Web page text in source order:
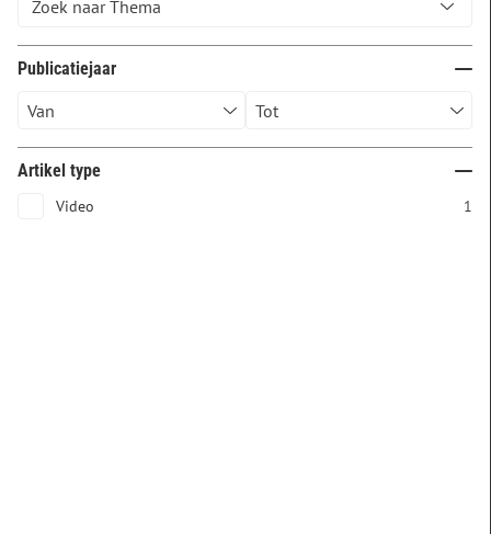
Publicatiejaar
Artikel type
Video 1